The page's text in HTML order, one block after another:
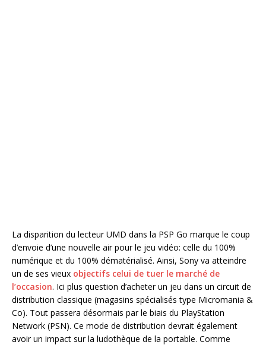
La disparition du lecteur UMD dans la PSP Go marque le coup
d’envoie d’une nouvelle air pour le jeu vidéo: celle du 100%
numérique et du 100% dématérialisé. Ainsi, Sony va atteindre
un de ses vieux objectifs celui de tuer le marché de
l’occasion. Ici plus question d’acheter un jeu dans un circuit de
distribution classique (magasins spécialisés type Micromania &
Co). Tout passera désormais par le biais du PlayStation
Network (PSN). Ce mode de distribution devrait également
avoir un impact sur la ludothèque de la portable. Comme